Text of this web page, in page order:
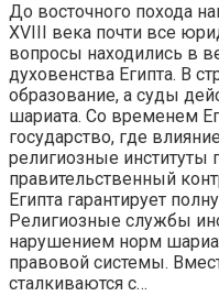
До восточного похода
XVIII века почти все
вопросы находились в
духовенства Египта. В
образование, а суды
шариата. Со временем
государство, где
религиозные институты
правительственный
Египта гарантирует
Религиозные службы
нарушением норм
правовой системы.
сталкиваются с…